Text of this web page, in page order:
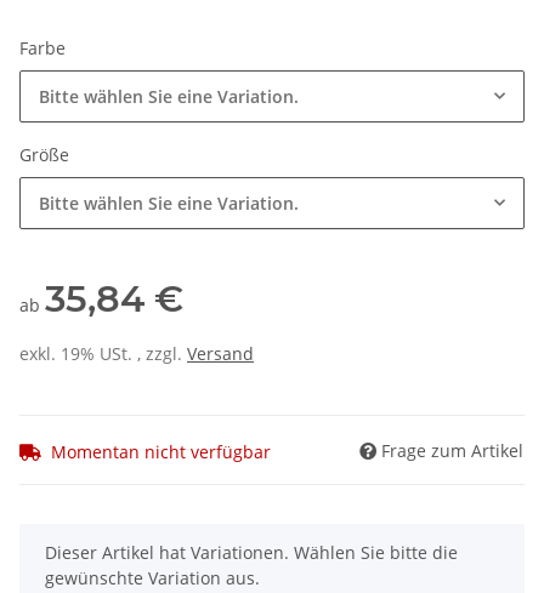
Farbe
Bitte wählen Sie eine Variation.
Größe
Bitte wählen Sie eine Variation.
ab 35,84 €
exkl. 19% USt. , zzgl. Versand
Momentan nicht verfügbar Frage zum Artikel
x
Dieser Artikel hat Variationen. Wählen Sie bitte die
gewünschte Variation aus.